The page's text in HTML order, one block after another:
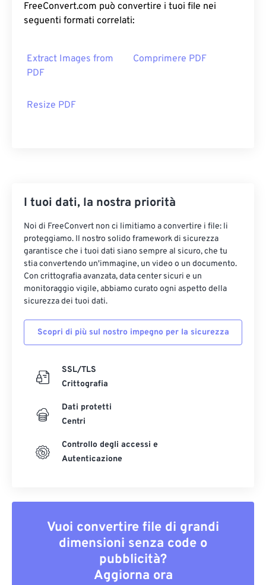
FreeConvert.com può convertire i tuoi file nei
seguenti formati correlati:
Extract Images from
PDF
Comprimere PDF
Resize PDF
I tuoi dati, la nostra priorità
Noi di FreeConvert non ci limitiamo a convertire i file: li
proteggiamo. Il nostro solido framework di sicurezza
garantisce che i tuoi dati siano sempre al sicuro, che tu
stia convertendo un'immagine, un video o un documento.
Con crittografia avanzata, data center sicuri e un
monitoraggio vigile, abbiamo curato ogni aspetto della
sicurezza dei tuoi dati.
Scopri di più sul nostro impegno per la sicurezza
SSL/TLS
Crittografia
Dati protetti
Centri
Controllo degli accessi e
Autenticazione
Vuoi convertire file di grandi
dimensioni senza code o
pubblicità?
Aggiorna ora